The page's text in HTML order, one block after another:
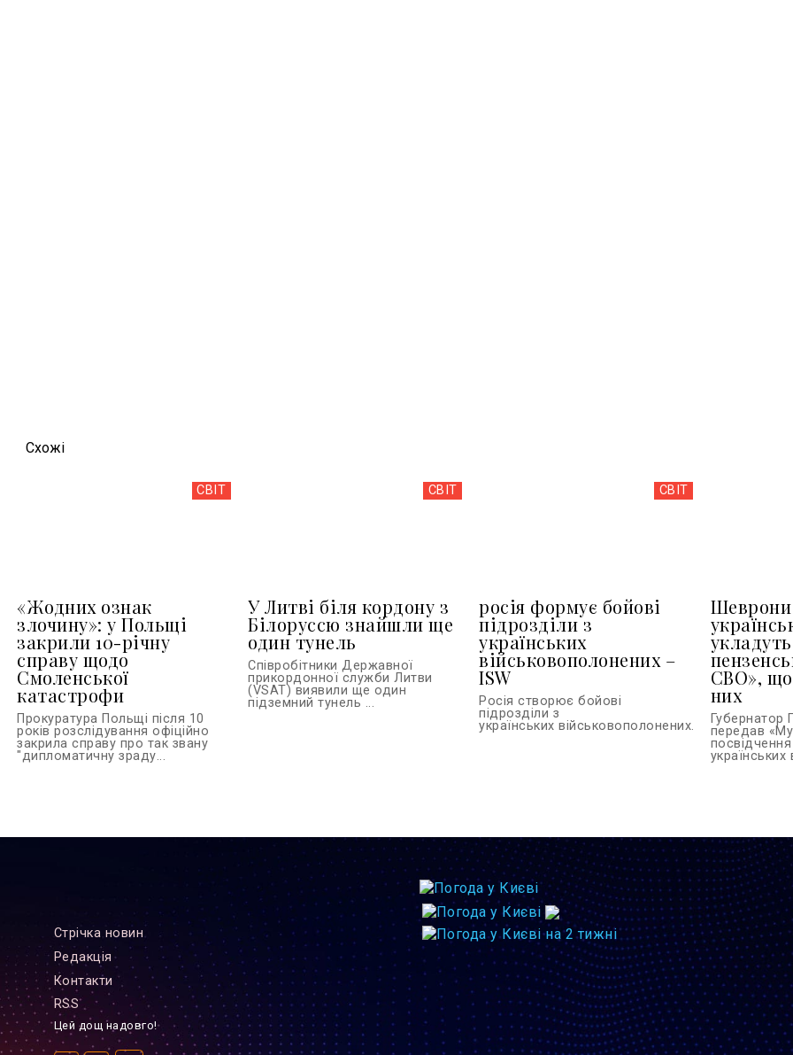
Схожi
СВІТ
«Жодних ознак
злочину»: у Польщі
закрили 10-річну
справу щодо
Смоленської
катастрофи
Прокуратура Польщі після 10
років розслідування офіційно
закрила справу про так звану
"дипломатичну зраду...
СВІТ
У Литві біля кордону з
Білоруссю знайшли ще
один тунель
Співробітники Державної
прикордонної служби Литви
(VSAT) виявили ще один
підземний тунель ...
СВІТ
росія формує бойові
підрозділи з
українських
військовополонених –
ISW
Росія створює бойові
підрозділи з
українських військовополонених...
Шеврони
СВО»,
них
Губернатор
передав
українських
Стрiчка новин
Редакцiя
Контакти
RSS
Цей дощ надовго!